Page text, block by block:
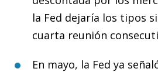
la Fed dejaría los tipos
cuarta reunión
En mayo, la Fed ya